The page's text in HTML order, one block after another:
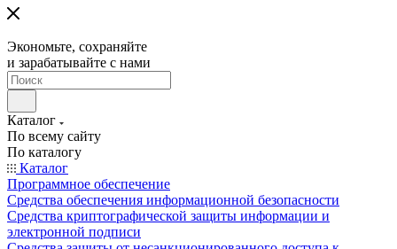
Экономьте, сохраняйте
и зарабатывайте с нами
Каталог
По всему сайту
По каталогу
Каталог
Программное обеспечение
Средства обеспечения информационной безопасности
Средства криптографической защиты информации и
электронной подписи